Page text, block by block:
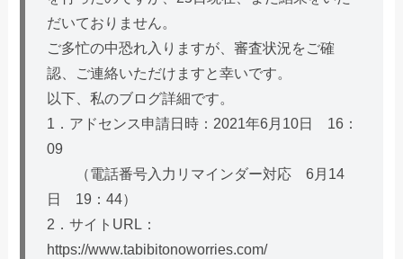
だいておりません。
ご多忙の中恐れ入りますが、審査状況をご確
認、ご連絡いただけますと幸いです。
以下、私のブログ詳細です。
1．アドセンス申請日時：2021年6月10日 16：
09
（電話番号入力リマインダー対応 6月14
日 19：44）
2．サイトURL：
https://www.tabibitonoworries.com/